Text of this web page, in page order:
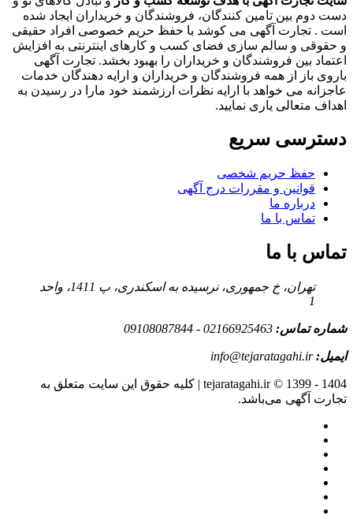
دست دوم بین تامین کنندگان، فروشندگان و خریداران ایجاد شده
است . تجارت آگهی می کوشد با حفظ حریم خصوصی افراد حقیقی
و حقوقی و سالم سازی فضای کسب و کارهای اینترنتی به افزایش
اعتماد بین فروشندگان و خریداران را بهبود بخشد. تجارت آگهی
باروی باز از همه فروشندگان و خریداران و ارایه دهندگان خدمات
عاجزانه می خواهد با ارایه نظرات ارزشمند خود مارا در رسیدن به
اهداف متعالی یاری نمایید.
دسترسی سریع
حفظ حریم شخصی
قوانین و مقررات درج آگهی
درباره ما
تماس با ما
تماس با ما
تهران، خ جمهوری، نرسیده به اسکندری، پ 1411، واحد
1
شماره تماس: 02166925463 - 09108087844
ایمیل:info@tejaratagahi.ir
tejaratagahi.ir © 1399 - 1404 | کلیه حقوق این سایت متعلق به
تجارت آگهی می‌باشد.